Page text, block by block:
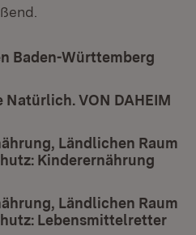
Baden-Württemberg
VON DAHEIM
Ländlichen Raum
Kinderernährung
Ländlichen Raum
Lebensmittelretter